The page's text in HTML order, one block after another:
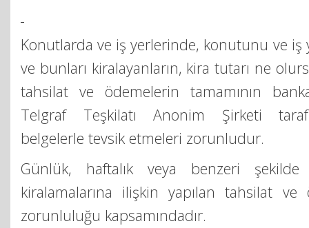
Konutlarda ve iş yerlerinde, konutunu ve iş
ve bunları kiralayanların, kira tutarı ne
tahsilat ve ödemelerin tamamının
Telgraf Teşkilatı Anonim Şirketi
belgelerle tevsik etmeleri zorunludur.
Günlük, haftalık veya benzeri
kiralamalarına ilişkin yapılan tahsilat
zorunluluğu kapsamındadır.